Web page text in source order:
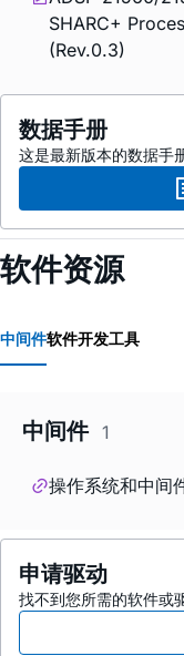
SHARC+
(Rev.0.3)
数据手册
这是最新版本的数据手
软件资源
中间件软件开发工具
中间件 1
操作系统和中间
申请驱动
找不到您所需的软件或